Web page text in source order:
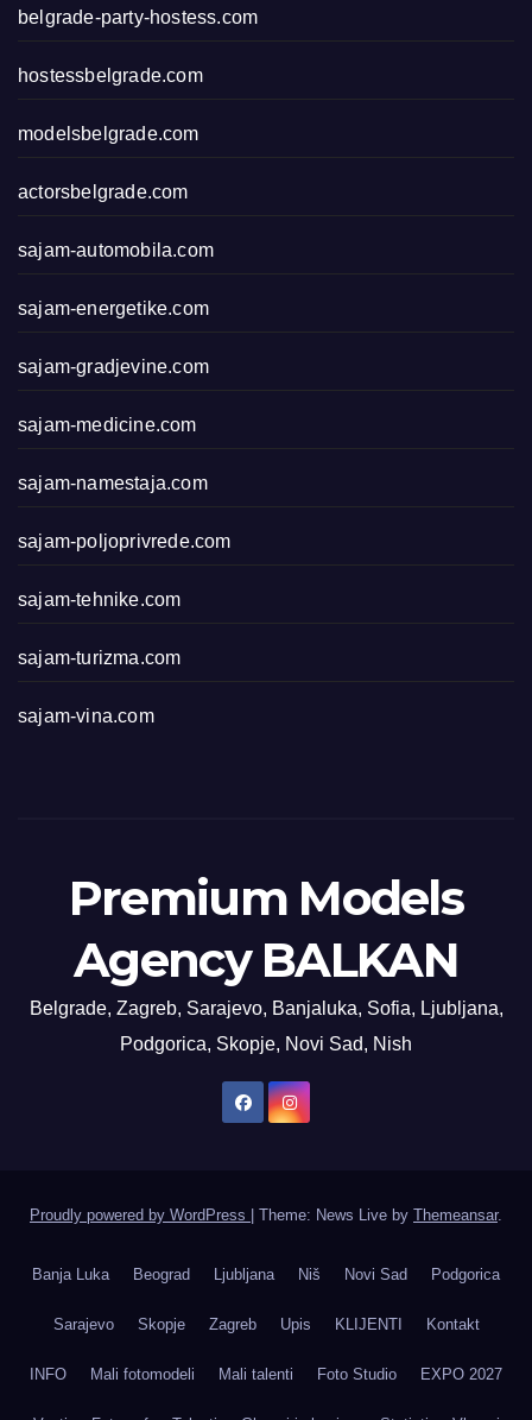
belgrade-party-hostess.com
hostessbelgrade.com
modelsbelgrade.com
actorsbelgrade.com
sajam-automobila.com
sajam-energetike.com
sajam-gradjevine.com
sajam-medicine.com
sajam-namestaja.com
sajam-poljoprivrede.com
sajam-tehnike.com
sajam-turizma.com
sajam-vina.com
Premium Models
Agency BALKAN
Belgrade, Zagreb, Sarajevo, Banjaluka, Sofia, Ljubljana,
Podgorica, Skopje, Novi Sad, Nish
Proudly powered by WordPress Theme: News Live by Themeansar.
Banja Luka Beograd Ljubljana Niš Novi Sad Podgorica
Sarajevo Skopje Zagreb Upis KLIJENTI Kontakt
INFO Mali fotomodeli Mali talenti Foto Studio EXPO 2027